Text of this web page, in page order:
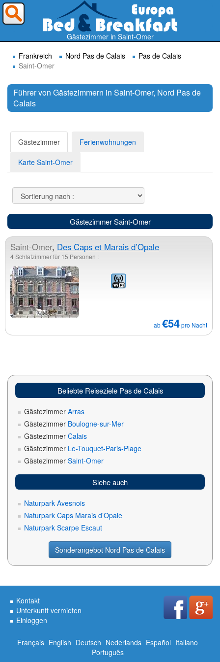
Gästezimmer in Saint-Omer
Frankreich
Nord Pas de Calais
Pas de Calais
Saint-Omer
Führer von Gästezimmern in Saint-Omer, Nord Pas de
Calais
Gästezimmer Ferienwohnungen
Karte Saint-Omer
Gästezimmer Saint-Omer
Saint-Omer, Des Caps et Marais d’Opale
4 Schlafzimmer für 15 Personen :
ab€54pro Nacht
Beliebte Reiseziele Pas de Calais
Gästezimmer Arras
Gästezimmer Boulogne-sur-Mer
Gästezimmer Calais
Gästezimmer Le-Touquet-Paris-Plage
Gästezimmer Saint-Omer
Siehe auch
Naturpark Avesnois
Naturpark Caps Marais d’Opale
Naturpark Scarpe Escaut
Sonderangebot Nord Pas de Calais
Kontakt
Unterkunft vermieten
Einloggen
Français English Deutsch Nederlands Español Italiano
Português
Wohin möchten Sie reisen ?
Suchen